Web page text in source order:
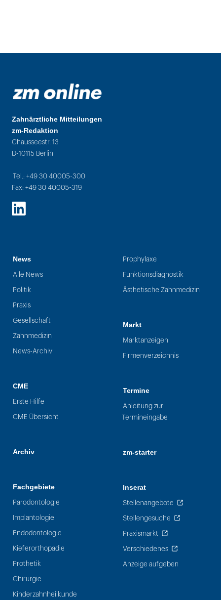
Zahnärztliche Mitteilungen
zm-Redaktion
Chausseestr. 13
D-10115 Berlin
Tel.: +49 30 40005-300
Fax: +49 30 40005-319
LinkedIn
News
Alle News
Politik
Praxis
Gesellschaft
Zahnmedizin
News-Archiv
CME
Erste Hilfe
CME Übersicht
Archiv
Fachgebiete
Parodontologie
Implantologie
Endodontologie
Kieferorthopädie
Prothetik
Chirurgie
Kinderzahnheilkunde
Prophylaxe
Funktionsdiagnostik
Ästhetische Zahnmedizin
Markt
Marktanzeigen
Firmenverzeichnis
Termine
Anleitung zur
Termineingabe
zm-starter
Inserat
Stellenangebote
Stellengesuche
Praxismarkt
Verschiedenes
Anzeige aufgeben